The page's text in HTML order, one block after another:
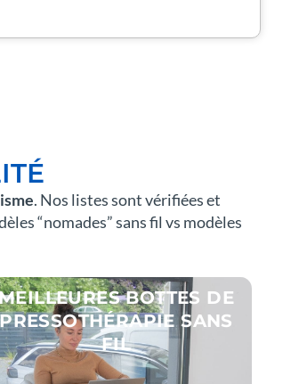
. Nos listes sont vérifiées et
“nomades” sans fil vs modèles
BOTTES DE
PRESSOTHÉRAPIE SANS
FIL